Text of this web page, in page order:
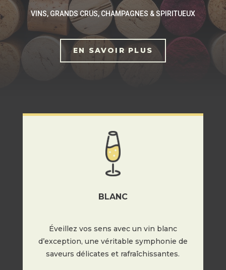
VINS, GRANDS CRUS, CHAMPAGNES & SPIRITUEUX
EN SAVOIR PLUS
BLANC
Éveillez vos sens avec un vin blanc
d’exception, une véritable symphonie de
saveurs délicates et rafraîchissantes.